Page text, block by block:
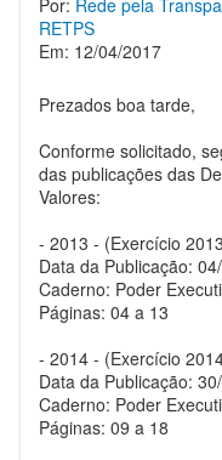
Por: Rede pela
RETPS
Em: 12/04/2017
Prezados boa tarde,
Conforme solicitado,
das publicações das
Valores:
- 2013 - (Exercício
Data da Publicação:
Caderno: Poder
Páginas: 04 a 13
- 2014 - (Exercício
Data da Publicação:
Caderno: Poder
Páginas: 09 a 18